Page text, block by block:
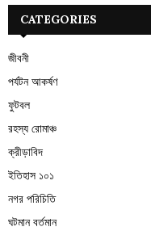
CATEGORIES
জীবনী
পর্যটন আকর্ষণ
ফুটবল
রহস্য রোমাঞ্চ
ক্রীড়াবিদ
ইতিহাস ১০১
নগর পরিচিতি
ঘটমান বর্তমান